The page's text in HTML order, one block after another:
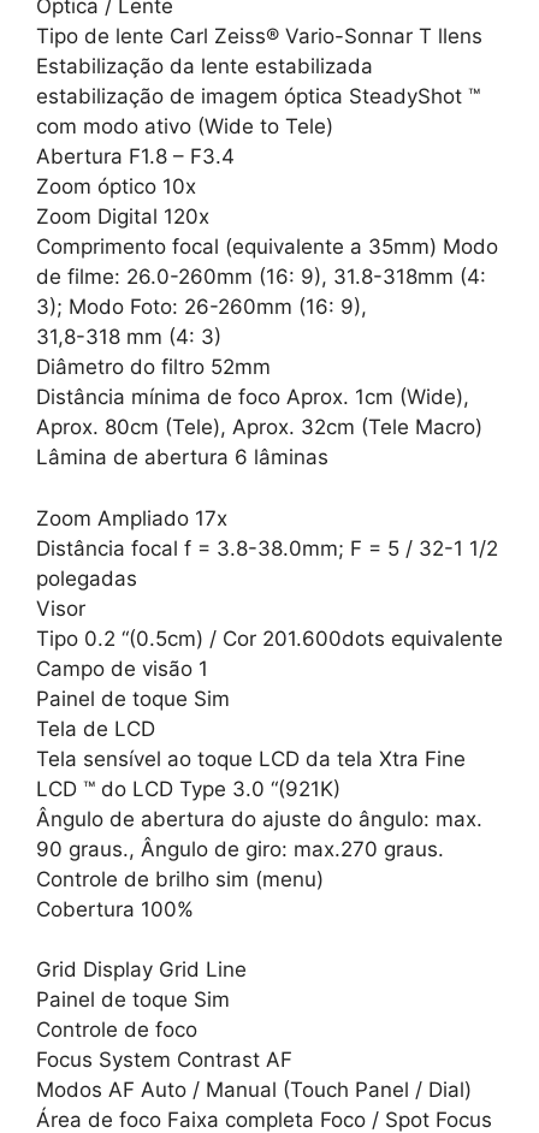
Óptica / Lente
Tipo de lente Carl Zeiss® Vario-Sonnar T llens
Estabilização da lente estabilizada
estabilização de imagem óptica SteadyShot ™
com modo ativo (Wide to Tele)
Abertura F1.8 – F3.4
Zoom óptico 10x
Zoom Digital 120x
Comprimento focal (equivalente a 35mm) Modo
de filme: 26.0-260mm (16: 9), 31.8-318mm (4:
3); Modo Foto: 26-260mm (16: 9),
31,8-318 mm (4: 3)
Diâmetro do filtro 52mm
Distância mínima de foco Aprox. 1cm (Wide),
Aprox. 80cm (Tele), Aprox. 32cm (Tele Macro)
Lâmina de abertura 6 lâminas
Zoom Ampliado 17x
Distância focal f = 3.8-38.0mm; F = 5 / 32-1 1/2
polegadas
Visor
Tipo 0.2 “(0.5cm) / Cor 201.600dots equivalente
Campo de visão 1
Painel de toque Sim
Tela de LCD
Tela sensível ao toque LCD da tela Xtra Fine
LCD ™ do LCD Type 3.0 “(921K)
Ângulo de abertura do ajuste do ângulo: max.
90 graus., Ângulo de giro: max.270 graus.
Controle de brilho sim (menu)
Cobertura 100%
Grid Display Grid Line
Painel de toque Sim
Controle de foco
Focus System Contrast AF
Modos AF Auto / Manual (Touch Panel / Dial)
Área de foco Faixa completa Foco / Spot Focus